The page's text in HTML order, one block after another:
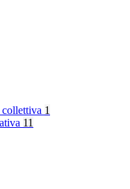
1
11